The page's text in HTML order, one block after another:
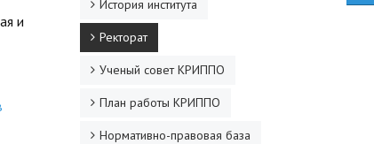
и
История института
Ректорат
Ученый совет КРИППО
План работы КРИППО
Нормативно-правовая база